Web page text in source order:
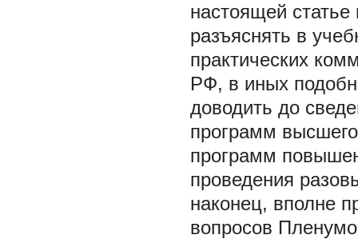
настоящей
разъяснять в
практических
РФ, в иных
доводить до
программ
программ
проведения
наконец, вполне
вопросов